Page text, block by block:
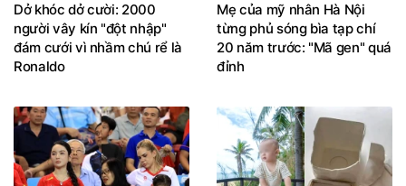
Dở khóc dở cười: 2000
người vây kín "đột nhập"
đám cưới vì nhầm chú rể là
Ronaldo
Mẹ của mỹ nhân Hà Nội
từng phủ sóng bìa tạp chí
20 năm trước: "Mã gen" quá
đỉnh